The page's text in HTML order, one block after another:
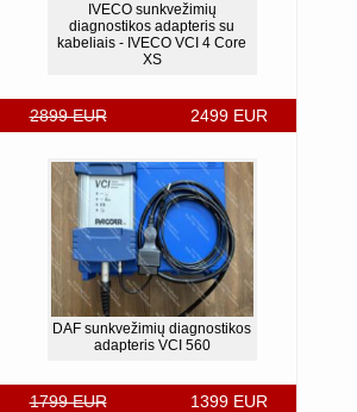
IVECO sunkvežimių
diagnostikos adapteris su
kabeliais - IVECO VCI 4 Core
XS
2899 EUR 2499 EUR
DAF sunkvežimių diagnostikos
adapteris VCI 560
1799 EUR 1399 EUR